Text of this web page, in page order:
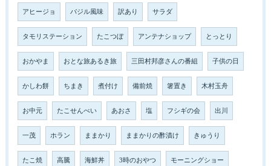
アヒージョ バジル風味 訳あり サラダ
タモリステーション たこつぼ アンテナショップ とっとり
おかやま おとな旅あるき旅 三田村邦彦さんの番組 子供の日
かしわ餅 ちまき 煮付け 備前焼 箸置き 木村玉舟
お中元 たこせんべい あおさ 塩 フシギの会 出川
一茂 ホラン ままかり ままかりの酢漬け きゅうり
たこ焼 高騰 海鮮丼 3時のおやつ モーニングショー